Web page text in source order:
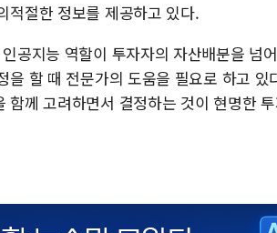
적절한 정보를 제공하고 있다.
공지능 역할이 투자자의 자산배분을 넘
을 할 때 전문가의 도움을 필요로 하고
함께 고려하면서 결정하는 것이 현명한